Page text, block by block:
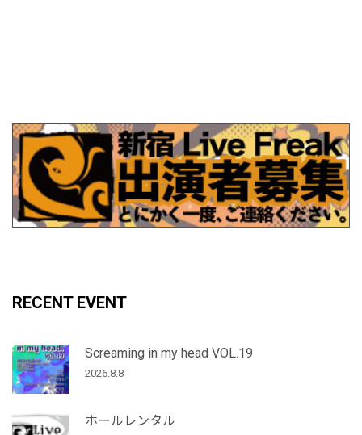
RECENT EVENT
Screaming in my head VOL.19
2026.8.8
ホールレンタル